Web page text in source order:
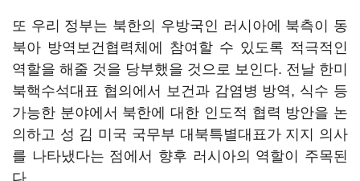
또 우리 정부는 북한의 우방국인 러시아에 북측이 동
북아 방역보건협력체에 참여할 수 있도록 적극적인
역할을 해줄 것을 당부했을 것으로 보인다. 전날 한미
북핵수석대표 협의에서 보건과 감염병 방역, 식수 등
가능한 분야에서 북한에 대한 인도적 협력 방안을 논
의하고 성 김 미국 국무부 대북특별대표가 지지 의사
를 나타냈다는 점에서 향후 러시아의 역할이 주목된
다.